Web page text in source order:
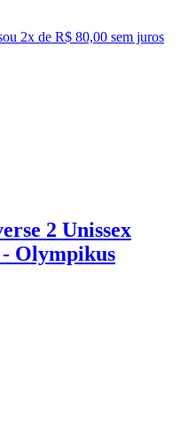
ou 2x de R$ 80,00 sem juros
2 Unissex
- Olympikus